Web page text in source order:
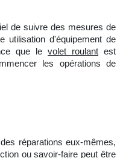
de suivre des mesures de
utilisation d'équipement de
que le volet roulant est
les opérations de
réparations eux-mêmes,
ou savoir-faire peut être